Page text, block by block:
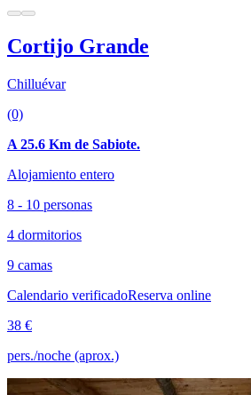
Cortijo Grande
Chilluévar
(0)
A 25.6 Km de Sabiote.
Alojamiento entero
8 - 10 personas
4 dormitorios
9 camas
Calendario verificadoReserva online
38 €
pers./noche (aprox.)